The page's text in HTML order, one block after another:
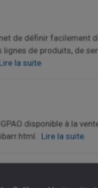
de définir facilement
de produits, de
la suite.
disponible à la vente
.Lire la suite.